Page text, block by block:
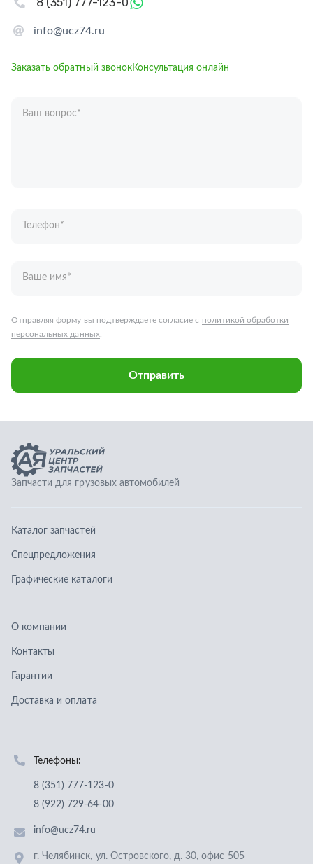
info@ucz74.ru
Заказать обратный звонокКонсультация онлайн
Ваш вопрос*
Запчасти для грузовых автомобилей
Каталог запчастей
Спецпредложения
О компании
Контакты
Доставка и оплата
Отправить заявку
Политика конфиденциальности